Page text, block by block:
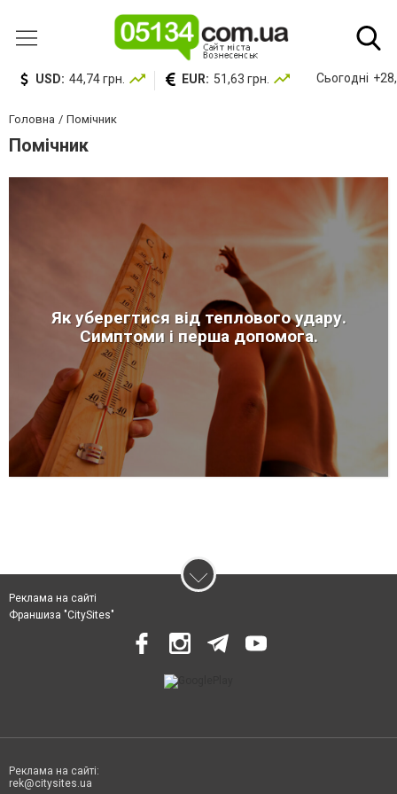
USD: 44,74 грн. EUR: 51,63 грн. Сьогодні
Головна Помічник
Помічник
Як уберегтися від теплового удару.
Симптоми і перша допомога.
Реклама на сайті
Франшиза "CitySites"
Реклама на сайті:
rek@citysites.ua